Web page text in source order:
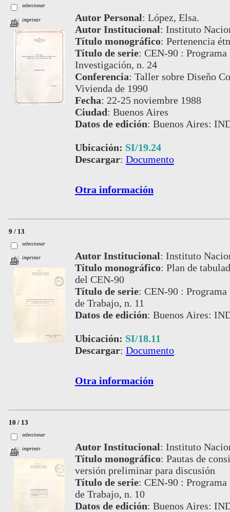
seleccionar
imprimir Autor Personal: López, Elsa.
Autor Institucional: Instituto
Título monográfico: Pertenencia
Título de serie: CEN-90 :
Investigación, n. 24
Conferencia: Taller sobre Diseño
Vivienda de 1990
Fecha: 22-25 noviembre 1988
Ciudad: Buenos Aires
Datos de edición: Buenos Aires:
Ubicación: SI/19.24
Descargar: Documento
Otra información
9 / 13
seleccionar
imprimir Autor Institucional: Instituto
Título monográfico: Plan de
del CEN-90
Título de serie: CEN-90 :
de Trabajo, n. 11
Datos de edición: Buenos Aires:
Ubicación: SI/18.11
Descargar: Documento
Otra información
10 / 13
seleccionar
imprimir Autor Institucional: Instituto
Título monográfico: Pautas de
versión preliminar para discusión
Título de serie: CEN-90 :
de Trabajo, n. 10
Datos de edición: Buenos Aires: